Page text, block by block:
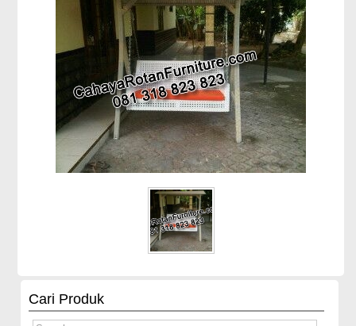
Cari Produk